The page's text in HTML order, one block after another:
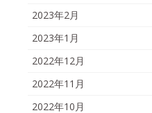
2023年2月
2023年1月
2022年12月
2022年11月
2022年10月